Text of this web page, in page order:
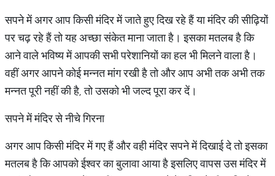
सपने में अगर आप किसी मंदिर में जाते हुए दिख रहे हैं या मंदिर की सीढ़ियों
पर चढ़ रहे हैं तो यह अच्छा संकेत माना जाता है। इसका मतलब है कि
आने वाले भविष्य में आपकी सभी परेशानियों का हल भी मिलने वाला है।
वहीं अगर आपने कोई मन्नत मांग रखी है तो और आप अभी तक अभी तक
मन्नत पूरी नहीं की है, तो उसको भी जल्द पूरा कर दें।
सपने में मंदिर से नीचे गिरना
अगर आप किसी मंदिर में गए हैं और वही मंदिर सपने में दिखाई दे तो इसका
मतलब है कि आपको ईश्वर का बुलावा आया है इसलिए वापस उस मंदिर में